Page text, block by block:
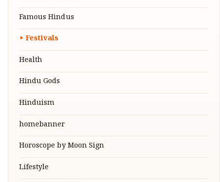
Famous Hindus
Festivals
Health
Hindu Gods
Hinduism
homebanner
Horoscope by Moon Sign
Lifestyle